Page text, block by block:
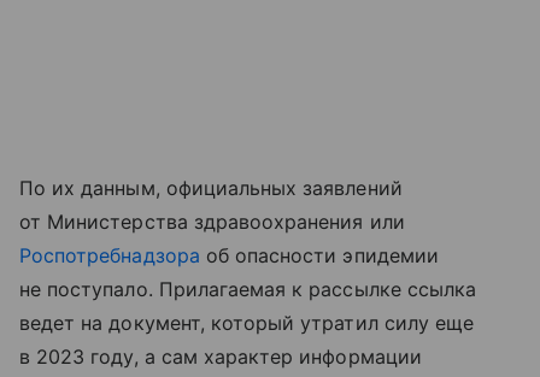
По их данным, официальных заявлений
от Министерства здравоохранения или
Роспотребнадзора об опасности эпидемии
не поступало. Прилагаемая к рассылке ссылка
ведет на документ, который утратил силу еще
в 2023 году, а сам характер информации